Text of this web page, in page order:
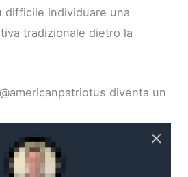
difficile individuare una
tradizionale dietro la
diventa un